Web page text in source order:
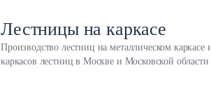
Лестницы на каркасе
Производство лестниц на металлическом каркасе
каркасов лестниц в Москве и Московской области